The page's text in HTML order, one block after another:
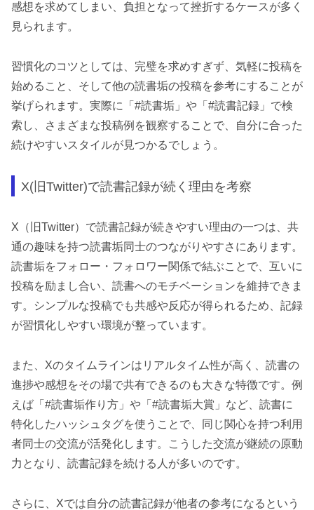
感想を求めてしまい、負担となって挫折するケースが多く
見られます。
習慣化のコツとしては、完璧を求めすぎず、気軽に投稿を
始めること、そして他の読書垢の投稿を参考にすることが
挙げられます。実際に「#読書垢」や「#読書記録」で検
索し、さまざまな投稿例を観察することで、自分に合った
続けやすいスタイルが見つかるでしょう。
X(旧Twitter)で読書記録が続く理由を考察
X（旧Twitter）で読書記録が続きやすい理由の一つは、共
通の趣味を持つ読書垢同士のつながりやすさにあります。
読書垢をフォロー・フォロワー関係で結ぶことで、互いに
投稿を励まし合い、読書へのモチベーションを維持できま
す。シンプルな投稿でも共感や反応が得られるため、記録
が習慣化しやすい環境が整っています。
また、Xのタイムラインはリアルタイム性が高く、読書の
進捗や感想をその場で共有できるのも大きな特徴です。例
えば「#読書垢作り方」や「#読書垢大賞」など、読書に
特化したハッシュタグを使うことで、同じ関心を持つ利用
者同士の交流が活発化します。こうした交流が継続の原動
力となり、読書記録を続ける人が多いのです。
さらに、Xでは自分の読書記録が他者の参考になるという